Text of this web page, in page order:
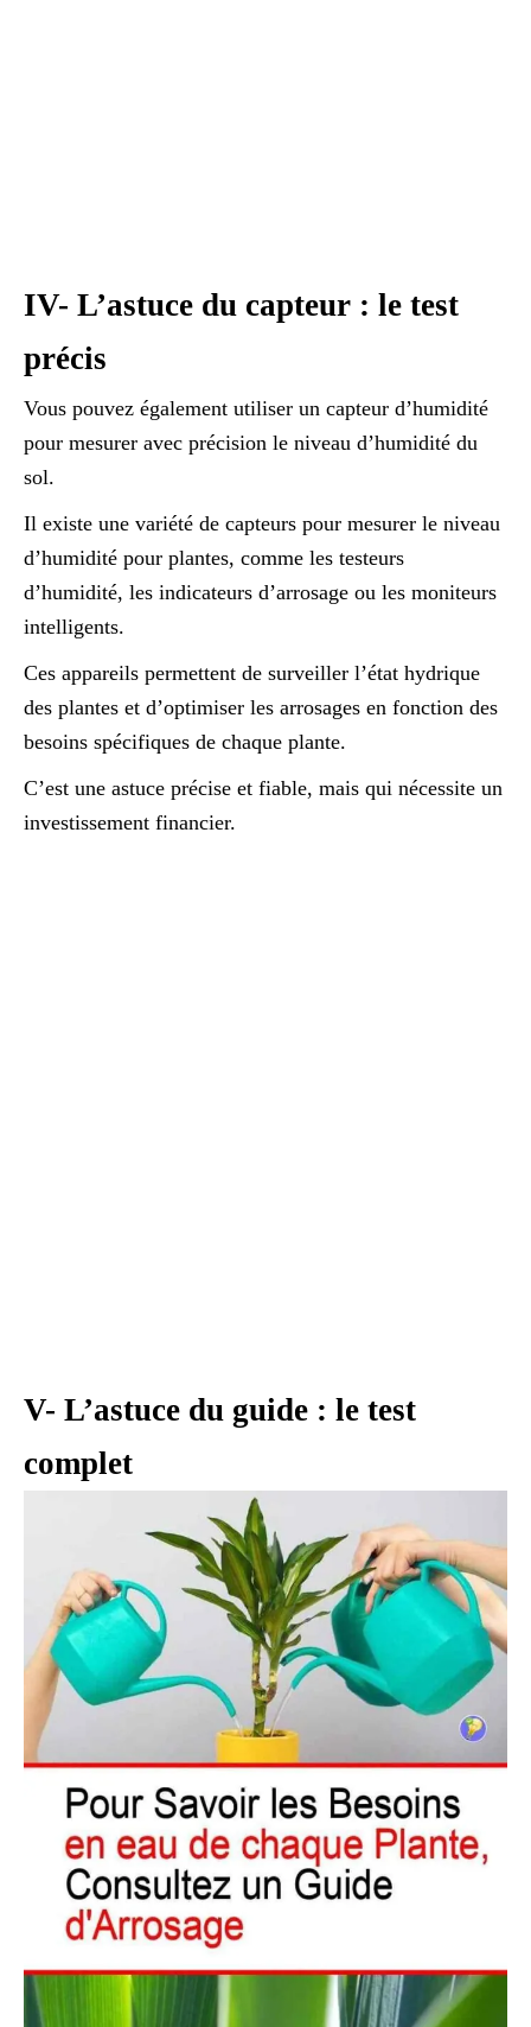
IV- L’astuce du capteur : le test
précis
Vous pouvez également utiliser un capteur d’humidité
pour mesurer avec précision le niveau d’humidité du
sol.
Il existe une variété de capteurs pour mesurer le niveau
d’humidité pour plantes, comme les testeurs
d’humidité, les indicateurs d’arrosage ou les moniteurs
intelligents.
Ces appareils permettent de surveiller l’état hydrique
des plantes et d’optimiser les arrosages en fonction des
besoins spécifiques de chaque plante.
C’est une astuce précise et fiable, mais qui nécessite un
investissement financier.
V- L’astuce du guide : le test
complet